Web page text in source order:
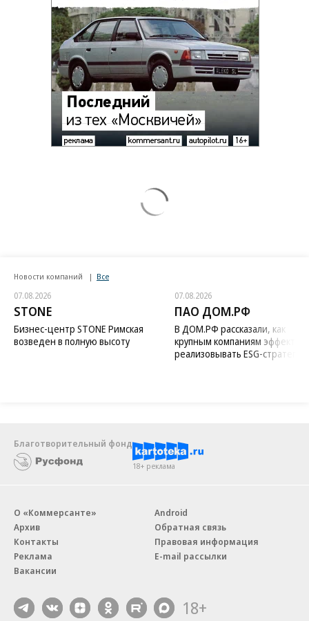
Новости компаний Все
07.08.2026
STONE
Бизнес-центр STONE Римская
возведен в полную высоту
07.08.2026
ПАО ДОМ.РФ
В ДОМ.РФ рассказали, как
крупным компаниям
реализовывать ESG-стратегию
Благотворительный фонд
18+ реклама
О «Коммерсанте»
Архив
Контакты
Реклама
Вакансии
Android
Обратная связь
Правовая информация
E-mail рассылки
18+